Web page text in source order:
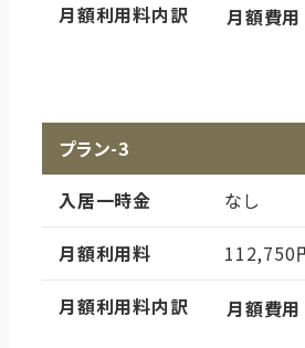
月額利用料内訳
月額費用
想定居住
プラン-3
入居一時金
なし
月額利用料
112,750
月額利用料内訳
月額費用